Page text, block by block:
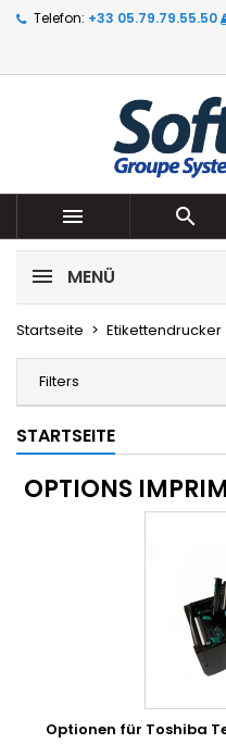
Telefon: +33 05.79.79.55.50
 
MENÜ
Startseite Etikettendrucker
Filters
STARTSEITE
OPTIONS
Optionen für Toshiba